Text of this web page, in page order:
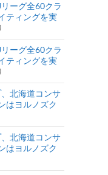
ーグ全60クラ
ティングを実
ーグ全60クラ
ティングを実
北海道コンサ
はヨルノズク
北海道コンサ
はヨルノズク